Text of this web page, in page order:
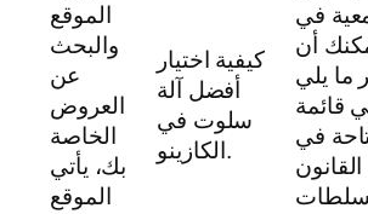
الموقع
والبحث
عن
العروض
الخاصة
بك، يأتي
الموقع
كيفية اختيار
أفضل آلة
سلوت في
الكازينو.
في
أن
ما يلي
قائمة
في